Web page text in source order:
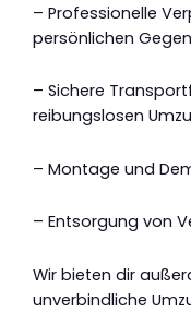
– Professionelle
persönlichen
– Sichere
reibungslosen
– Montage und
– Entsorgung von
Wir bieten dir
unverbindliche